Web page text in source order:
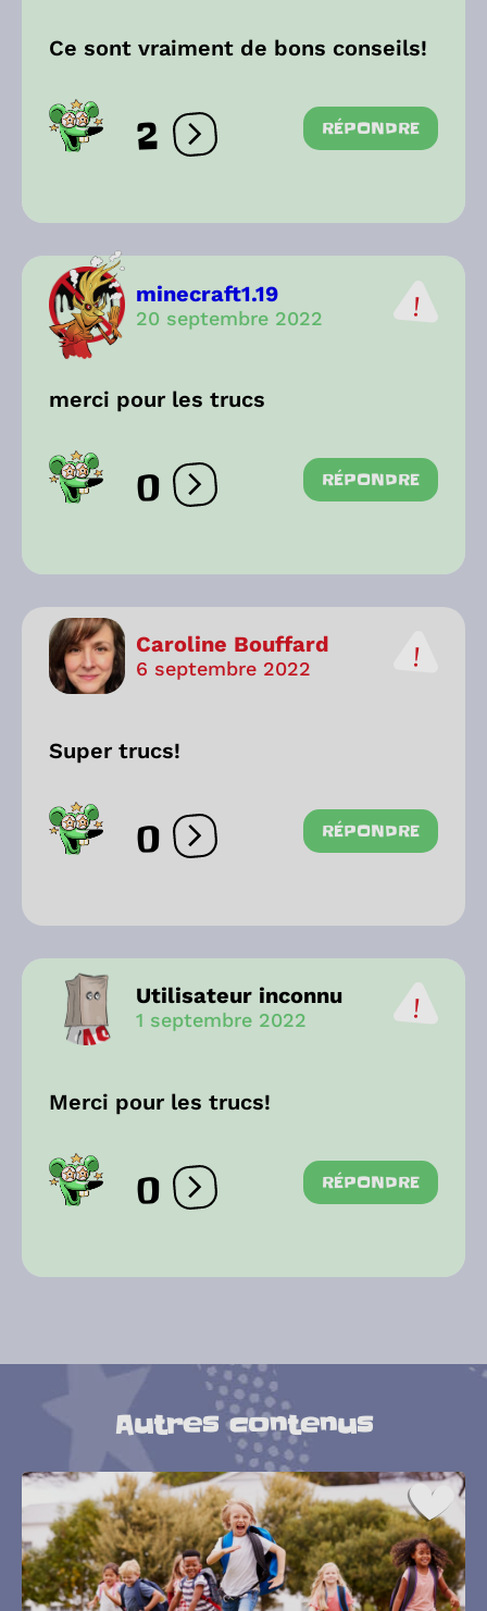
Ce sont vraiment de bons conseils!
2 Ouvrir les réactions
RÉPONDRE
minecraft1.19
20 septembre 2022
merci pour les trucs
0 Ouvrir les réactions
RÉPONDRE
Caroline Bouffard
6 septembre 2022
Super trucs!
0 Ouvrir les réactions
RÉPONDRE
Utilisateur inconnu
1 septembre 2022
Merci pour les trucs!
0 Ouvrir les réactions
RÉPONDRE
Autres contenus